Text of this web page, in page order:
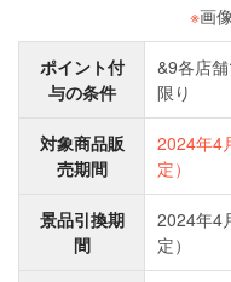
※画
ポイント付
与の条件
&9各店
限り
対象商品販
売期間
2024年4
定）
景品引換期
間
2024年4
定）